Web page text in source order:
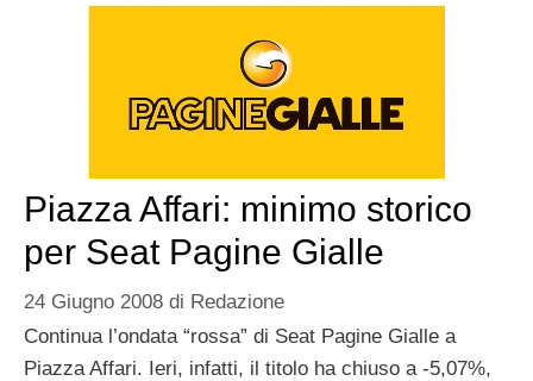
Piazza Affari: minimo storico
per Seat Pagine Gialle
24 Giugno 2008 di Redazione
Continua l’ondata “rossa” di Seat Pagine Gialle a
Piazza Affari. Ieri, infatti, il titolo ha chiuso a -5,07%,